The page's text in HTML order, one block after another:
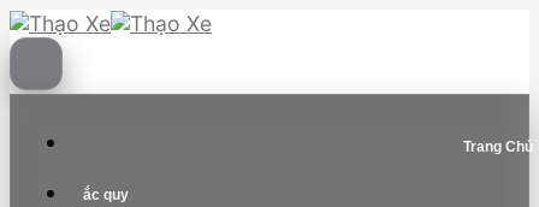
Skip
to
content
Trang Chủ
ắc quy